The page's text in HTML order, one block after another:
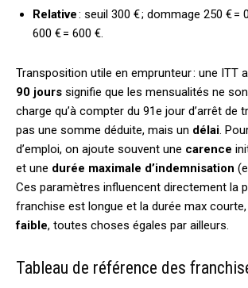
Relative: seuil 300 € ; dommage 250 € =
600 € = 600 €.
Transposition utile en emprunteur : une ITT
90 jours signifie que les mensualités ne
charge qu’à compter du 91e jour d’arrêt de
pas une somme déduite, mais un délai.
d’emploi, on ajoute souvent une carence
et une durée maximale d’indemnisation
Ces paramètres influencent directement la
franchise est longue et la durée max
faible, toutes choses égales par ailleurs.
Tableau de référence des